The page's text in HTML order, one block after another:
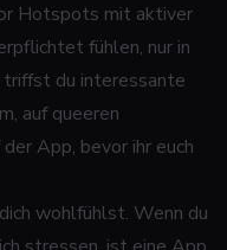
Hotspots mit aktiver
fühlen, nur in
triffst du interessante
auf queeren
App, bevor ihr euch
dich wohlfühlst. Wenn du